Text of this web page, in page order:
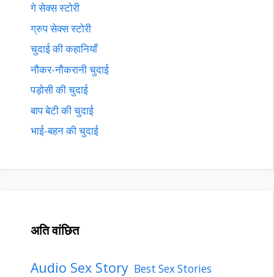
गे सेक्स स्टोरी
ग्रुप सेक्स स्टोरी
चुदाई की कहानियाँ
नौकर-नौकरानी चुदाई
पड़ोसी की चुदाई
बाप बेटी की चुदाई
भाई-बहन की चुदाई
अति वांछित
Audio Sex Story Best Sex Stories